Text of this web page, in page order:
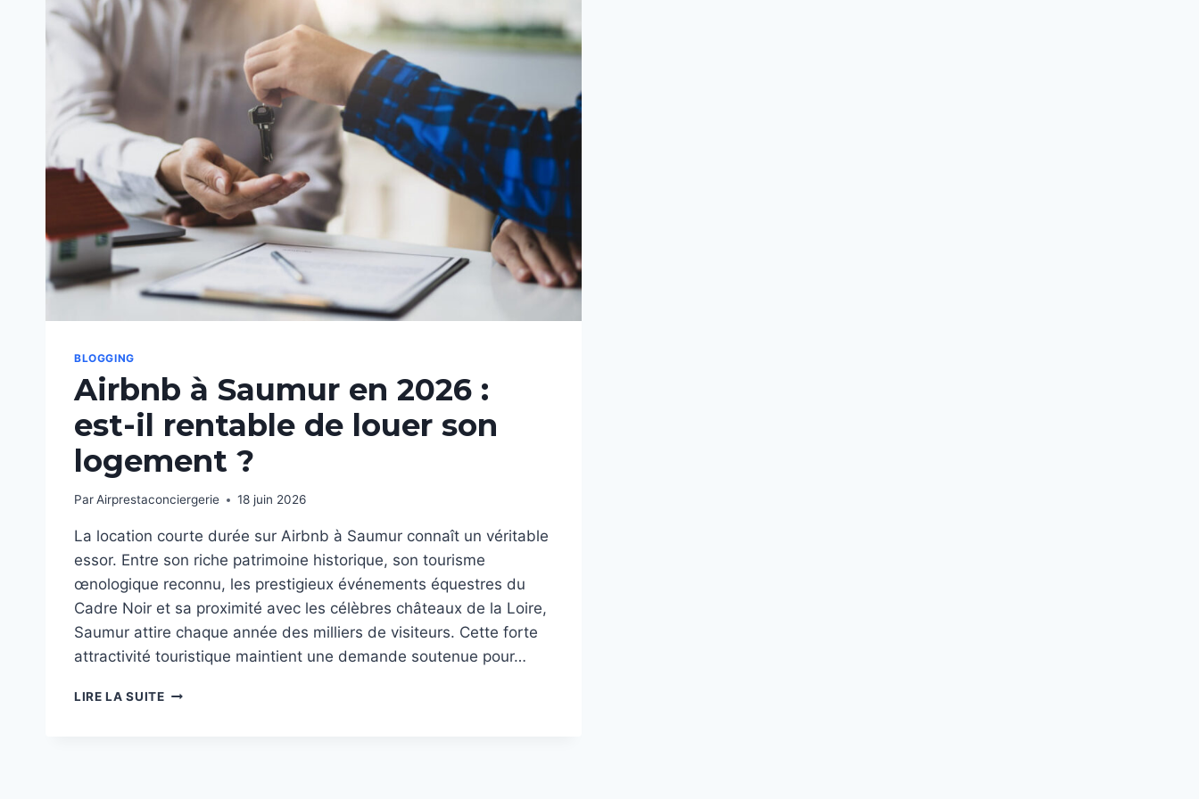
BLOGGING
Airbnb à Saumur en 2026 :
est-il rentable de louer son
logement ?
ParAirprestaconciergerie 18 juin 2026
La location courte durée sur Airbnb à Saumur connaît un véritable
essor. Entre son riche patrimoine historique, son tourisme
œnologique reconnu, les prestigieux événements équestres du
Cadre Noir et sa proximité avec les célèbres châteaux de la Loire,
Saumur attire chaque année des milliers de visiteurs. Cette forte
attractivité touristique maintient une demande soutenue pour…
LIRE LA SUITEAIRBNB